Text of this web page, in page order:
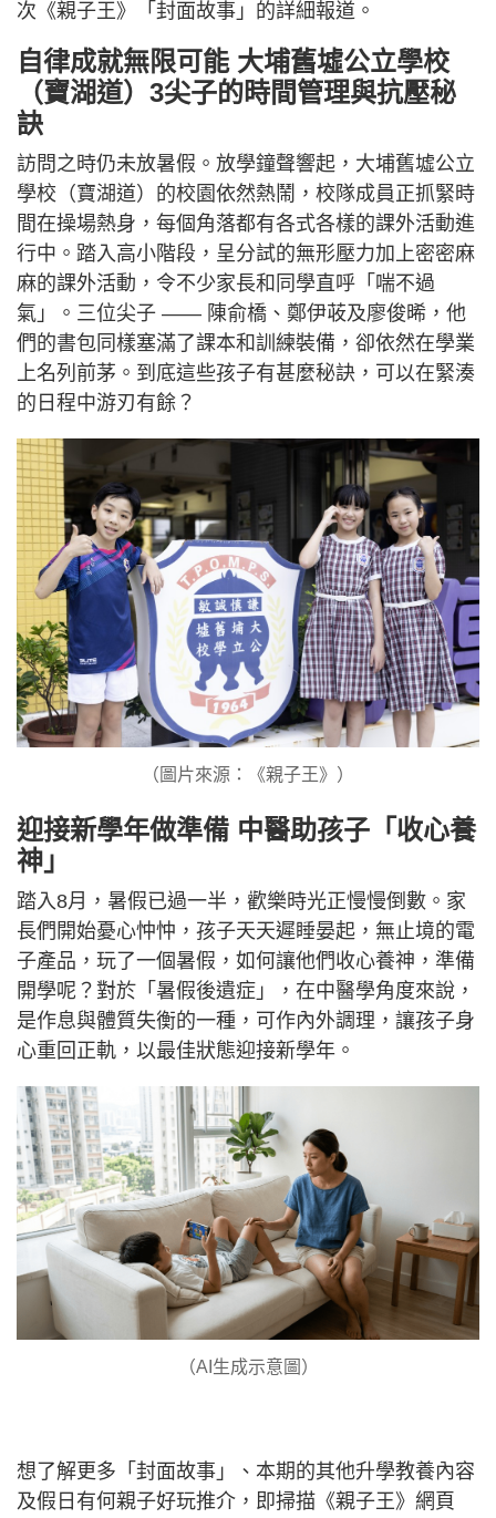
次《親子王》「封面故事」的詳細報道。
自律成就無限可能 大埔舊墟公立學校
（寶湖道）3尖子的時間管理與抗壓秘
訣
訪問之時仍未放暑假。放學鐘聲響起，大埔舊墟公立
學校（寶湖道）的校園依然熱鬧，校隊成員正抓緊時
間在操場熱身，每個角落都有各式各樣的課外活動進
行中。踏入高小階段，呈分試的無形壓力加上密密麻
麻的課外活動，令不少家長和同學直呼「喘不過
氣」。三位尖子 —— 陳俞橋、鄭伊荍及廖俊晞，他
們的書包同樣塞滿了課本和訓練裝備，卻依然在學業
上名列前茅。到底這些孩子有甚麼秘訣，可以在緊湊
的日程中游刃有餘？
（圖片來源：《親子王》）
迎接新學年做準備 中醫助孩子「收心養
神」
踏入8月，暑假已過一半，歡樂時光正慢慢倒數。家
長們開始憂心忡忡，孩子天天遲睡晏起，無止境的電
子產品，玩了一個暑假，如何讓他們收心養神，準備
開學呢？對於「暑假後遺症」，在中醫學角度來說，
是作息與體質失衡的一種，可作內外調理，讓孩子身
心重回正軌，以最佳狀態迎接新學年。
（AI生成示意圖）
想了解更多「封面故事」、本期的其他升學教養內容
及假日有何親子好玩推介，即掃描《親子王》網頁